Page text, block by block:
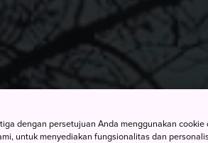
dengan persetujuan Anda menggunakan
untuk menyediakan fungsionalitas dan